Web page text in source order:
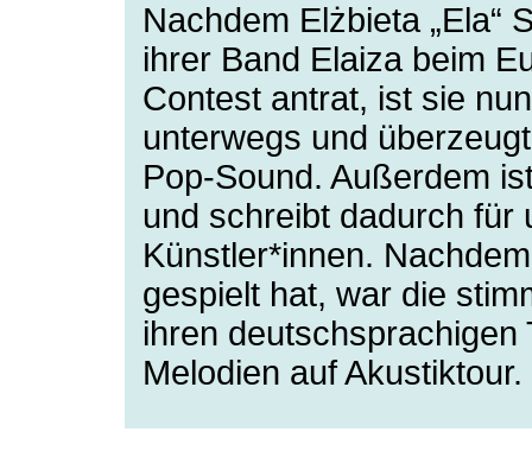
Nachdem Elżbieta „Ela“
ihrer Band Elaiza beim
Contest antrat, ist sie
unterwegs und
Pop-Sound. Außerdem
und schreibt dadurch für
Künstler*innen.
gespielt hat, war die
ihren deutschsprachigen
Melodien auf Akustiktour.